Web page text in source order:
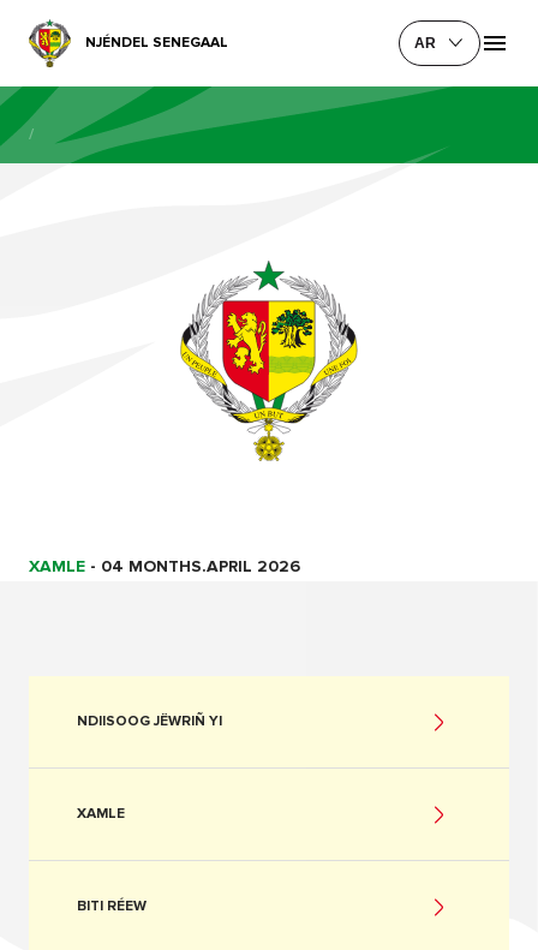
NJÉNDEL SENEGAAL AR
/
XAMLE - 04 MONTHS.APRIL 2026
NDIISOOG JËWRIÑ YI
XAMLE
BITI RÉEW